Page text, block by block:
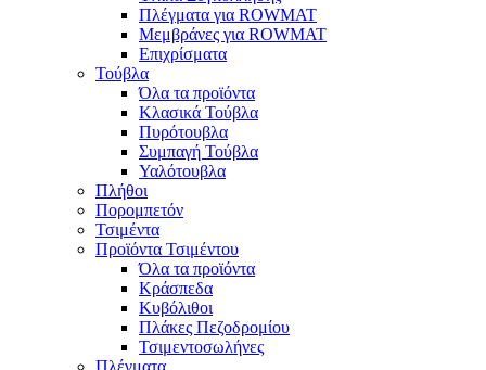
Πλέγματα για ROWMAT
Μεμβράνες για ROWMAT
Επιχρίσματα
Τούβλα
Όλα τα προϊόντα
Κλασικά Τούβλα
Πυρότουβλα
Συμπαγή Τούβλα
Υαλότουβλα
Πλήθοι
Πορομπετόν
Τσιμέντα
Προϊόντα Τσιμέντου
Όλα τα προϊόντα
Κράσπεδα
Κυβόλιθοι
Πλάκες Πεζοδρομίου
Τσιμεντοσωλήνες
Πλέγματα